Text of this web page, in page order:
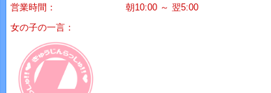
営業時間： 朝10:00 ～ 翌5:00
女の子の一言：